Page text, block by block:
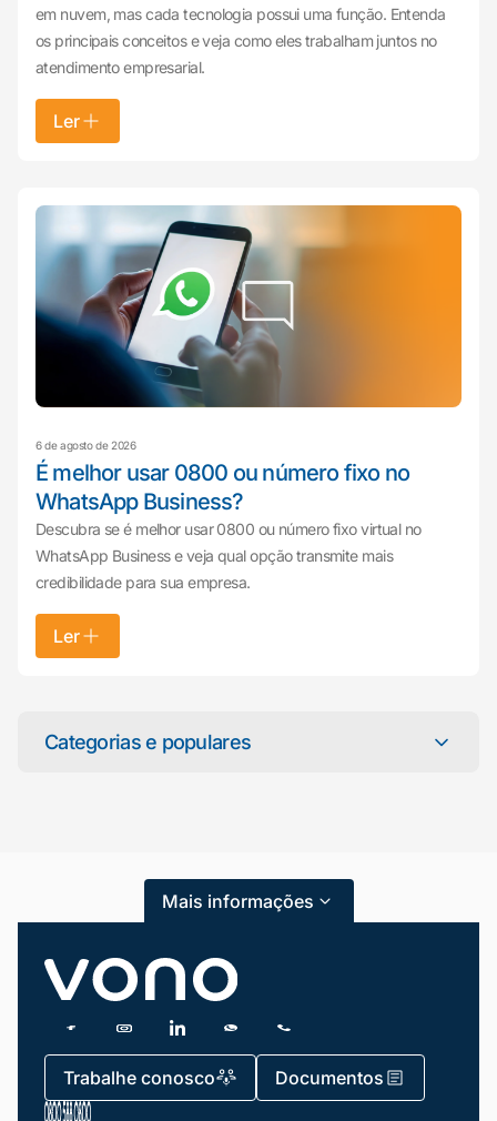
em nuvem, mas cada tecnologia possui uma função. Entenda
os principais conceitos e veja como eles trabalham juntos no
atendimento empresarial.
Ler
6 de agosto de 2026
É melhor usar 0800 ou número fixo no
WhatsApp Business?
Descubra se é melhor usar 0800 ou número fixo virtual no
WhatsApp Business e veja qual opção transmite mais
credibilidade para sua empresa.
Ler
Categorias e populares
Atendimento ao Cliente
Blog
Dicas e Tutoriais
Gestão de Condomínios
Gestão de Frotas
Gestão de Negócios
Mais informações
Trabalhe conosco Documentos
online agora